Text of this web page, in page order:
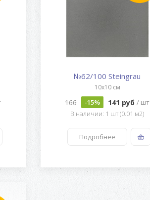
№62/100 Steingrau
10x10 см
166 -15% 141 руб/ шт
В наличии: 1 шт (0.01 м2)
Подробнее